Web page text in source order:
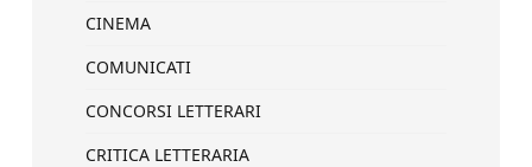
CINEMA
COMUNICATI
CONCORSI LETTERARI
CRITICA LETTERARIA